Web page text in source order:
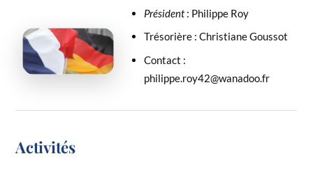
Président: Philippe Roy
Trésorière : Christiane Goussot
Contact :
philippe.roy42@wanadoo.fr
Activités